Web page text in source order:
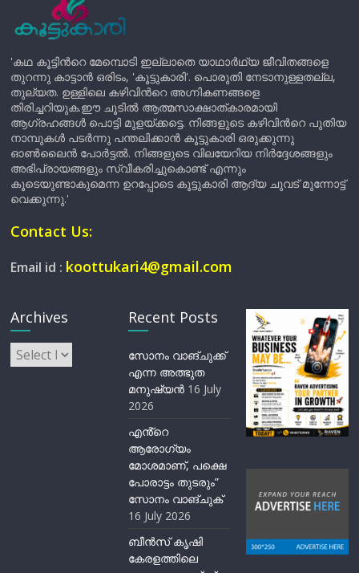
'കഥ കൂട്ടിന്‍റെ മേമ്പൊടി ഇല്ലാതെ യാഥാർഥ്യ ജീവിതങ്ങളെ
തുറന്നു കാട്ടാൻ ഒരിടം, 'കൂട്ടുകാരി'. പൊരുതി നേടാനുള്ളതല്ല,
തുല്യത. ഉള്ളിലെ കഴിവിന്‍റെ അഗ്നികണങ്ങളെ
തിരിച്ചറിയുക.ഈ ചൂടിൽ ആത്മസാക്ഷാത്കാരമായി
ആഗ്രഹങ്ങൾ പൊട്ടി മുളയ്ക്കട്ടെ. നിങ്ങളുടെ കഴിവിന്‍റെ പുതിയ
നാമ്പുകൾ പടർന്നു പന്തലിക്കാൻ കൂട്ടുകാരി ഒരുക്കുന്നു
ഓൺലൈൻ പോർട്ടൽ. നിങ്ങളുടെ വിലയേറിയ നിർദ്ദേശങ്ങളും
അഭിപ്രായങ്ങളും സ്വീകരിച്ചുകൊണ്ട് എന്നും
കൂടെയുണ്ടാകുമെന്ന ഉറപ്പോടെ കൂട്ടുകാരി ആദ്യ ചുവട് മുന്നോട്ട്
വെക്കുന്നു.'
Contact Us:
Email id : koottukari4@gmail.com
Archives
Archives
Recent Posts
സോനം വാങ്ചുക്ക്
എന്ന അത്ഭുത
മനുഷ്യന്‍ 16 July
2026
എൻ്റെ
ആരോഗ്യം
മോശമാണ്, പക്ഷെ
പോരാട്ടം തുടരും”
സോനം വാങ്ചുക്
16 July 2026
ബീന്‍സ് കൃഷി
കേരളത്തിലെ